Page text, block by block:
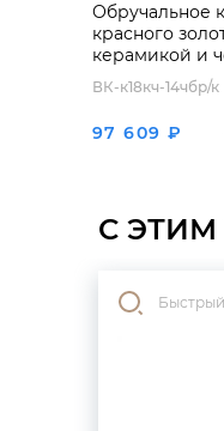
Обручальное
красного
керамикой и
бриллиантами
ВК-к18кч-14чбр/к
97 609 ₽
С